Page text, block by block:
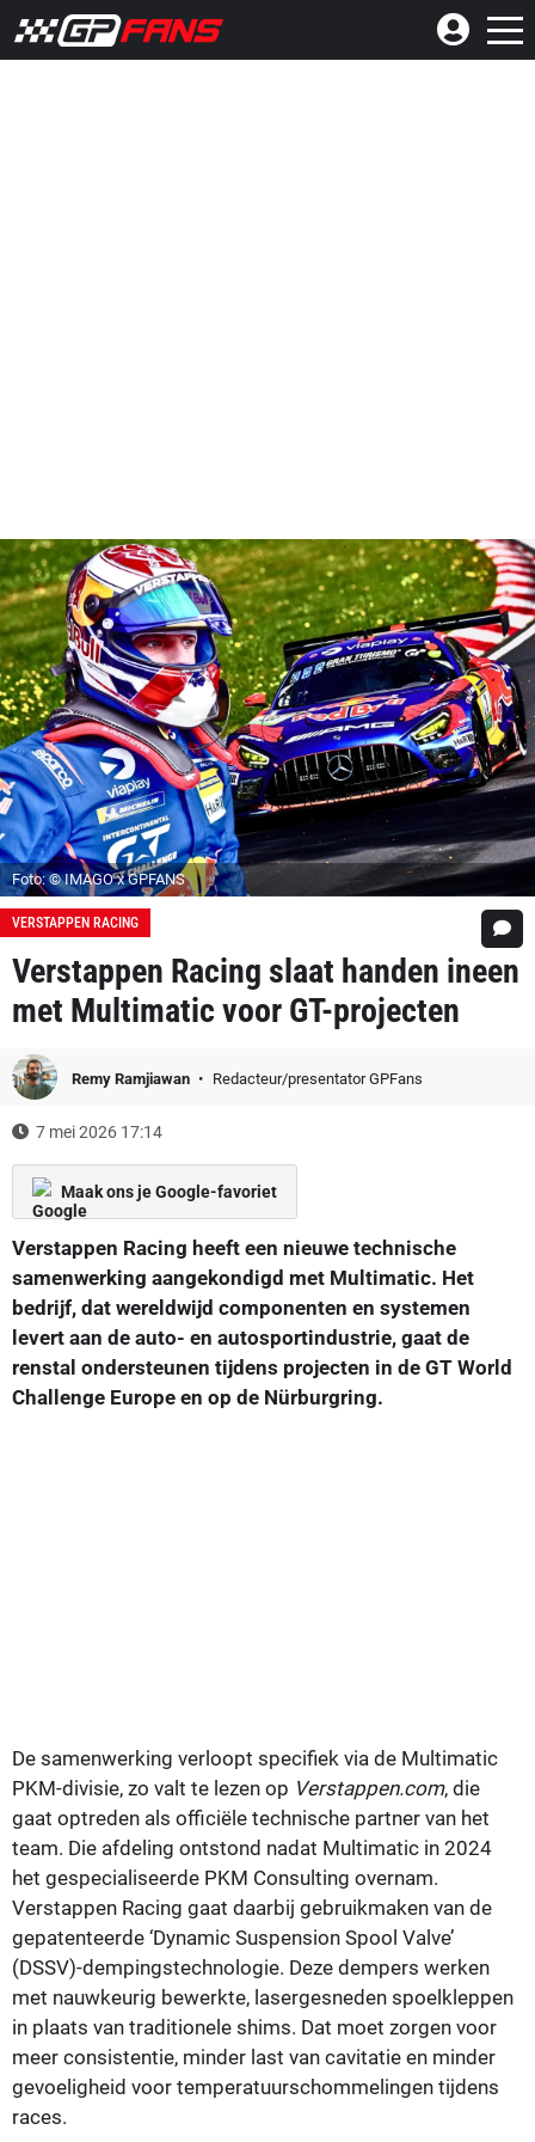
Foto: © IMAGO x GPFANS
VERSTAPPEN RACING
Verstappen Racing slaat handen ineen
met Multimatic voor GT-projecten
Remy Ramjiawan Redacteur/presentator GPFans
7 mei 2026 17:14
Maak ons je Google-favoriet
Verstappen Racing heeft een nieuwe technische
samenwerking aangekondigd met Multimatic. Het
bedrijf, dat wereldwijd componenten en systemen
levert aan de auto- en autosportindustrie, gaat de
renstal ondersteunen tijdens projecten in de GT World
Challenge Europe en op de Nürburgring.
De samenwerking verloopt specifiek via de Multimatic
PKM-divisie, zo valt te lezen op Verstappen.com, die
gaat optreden als officiële technische partner van het
team. Die afdeling ontstond nadat Multimatic in 2024
het gespecialiseerde PKM Consulting overnam.
Verstappen Racing gaat daarbij gebruikmaken van de
gepatenteerde ‘Dynamic Suspension Spool Valve’
(DSSV)-dempingstechnologie. Deze dempers werken
met nauwkeurig bewerkte, lasergesneden spoelkleppen
in plaats van traditionele shims. Dat moet zorgen voor
meer consistentie, minder last van cavitatie en minder
gevoeligheid voor temperatuurschommelingen tijdens
races.